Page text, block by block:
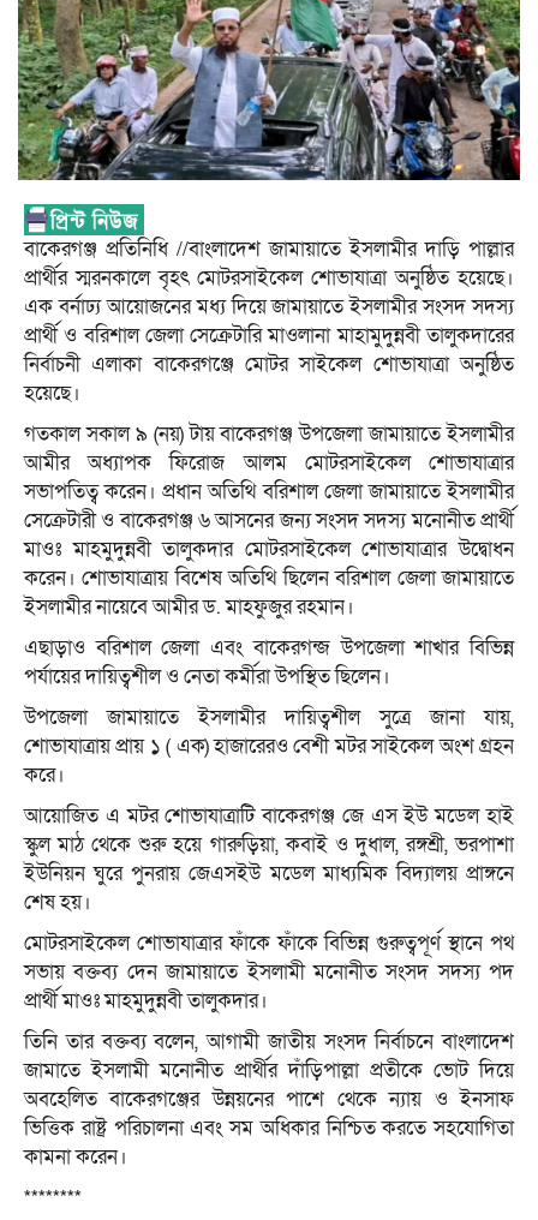
বাকেরগঞ্জ প্রতিনিধি //বাংলাদেশ জামায়াতে ইসলামীর দাড়ি পাল্লার
প্রার্থীর স্মরনকালে বৃহৎ মোটরসাইকেল শোভাযাত্রা অনুষ্ঠিত হয়েছে।
এক বর্নাঢ্য আয়োজনের মধ্য দিয়ে জামায়াতে ইসলামীর সংসদ সদস্য
প্রার্থী ও বরিশাল জেলা সেক্রেটারি মাওলানা মাহামুদুন্নবী তালুকদারের
নির্বাচনী এলাকা বাকেরগঞ্জে মোটর সাইকেল শোভাযাত্রা অনুষ্ঠিত
হয়েছে।
গতকাল সকাল ৯ (নয়) টায় বাকেরগঞ্জ উপজেলা জামায়াতে ইসলামীর
আমীর অধ্যাপক ফিরোজ আলম মোটরসাইকেল শোভাযাত্রার
সভাপতিত্ব করেন। প্রধান অতিথি বরিশাল জেলা জামায়াতে ইসলামীর
সেক্রেটারী ও বাকেরগঞ্জ ৬ আসনের জন্য সংসদ সদস্য মনোনীত প্রার্থী
মাওঃ মাহমুদুন্নবী তালুকদার মোটরসাইকেল শোভাযাত্রার উদ্বোধন
করেন। শোভাযাত্রায় বিশেষ অতিথি ছিলেন বরিশাল জেলা জামায়াতে
ইসলামীর নায়েবে আমীর ড. মাহফুজুর রহমান।
এছাড়াও বরিশাল জেলা এবং বাকেরগন্জ উপজেলা শাখার বিভিন্ন
পর্যায়ের দায়িত্বশীল ও নেতা কর্মীরা উপস্থিত ছিলেন।
উপজেলা জামায়াতে ইসলামীর দায়িত্বশীল সুত্রে জানা যায়,
শোভাযাত্রায় প্রায় ১ ( এক) হাজারেরও বেশী মটর সাইকেল অংশ গ্রহন
করে।
আয়োজিত এ মটর শোভাযাত্রাটি বাকেরগঞ্জ জে এস ইউ মডেল হাই
স্কুল মাঠ থেকে শুরু হয়ে গারুড়িয়া, কবাই ও দুধাল, রঙ্গশ্রী, ভরপাশা
ইউনিয়ন ঘুরে পুনরায় জেএসইউ মডেল মাধ্যমিক বিদ্যালয় প্রাঙ্গনে
শেষ হয়।
মোটরসাইকেল শোভাযাত্রার ফাঁকে ফাঁকে বিভিন্ন গুরুত্বপূর্ণ স্থানে পথ
সভায় বক্তব্য দেন জামায়াতে ইসলামী মনোনীত সংসদ সদস্য পদ
প্রার্থী মাওঃ মাহমুদুন্নবী তালুকদার।
তিনি তার বক্তব্য বলেন, আগামী জাতীয় সংসদ নির্বাচনে বাংলাদেশ
জামাতে ইসলামী মনোনীত প্রার্থীর দাঁড়িপাল্লা প্রতীকে ভোট দিয়ে
অবহেলিত বাকেরগঞ্জের উন্নয়নের পাশে থেকে ন্যায় ও ইনসাফ
ভিত্তিক রাষ্ট্র পরিচালনা এবং সম অধিকার নিশ্চিত করতে সহযোগিতা
কামনা করেন।
********